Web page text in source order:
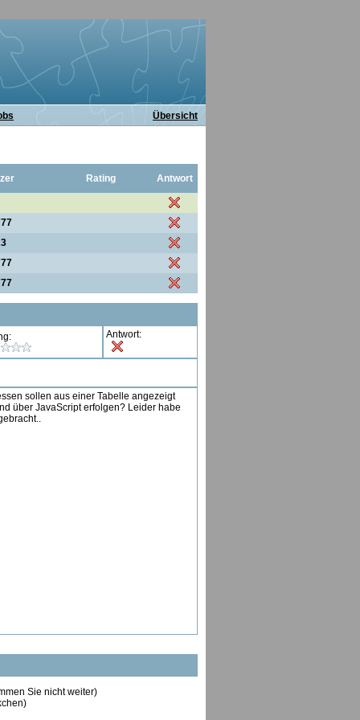
Übersicht
Rating Antwort
Antwort:
sollen aus einer Tabelle angezeigt
über JavaScript erfolgen? Leider habe
Sie nicht weiter)